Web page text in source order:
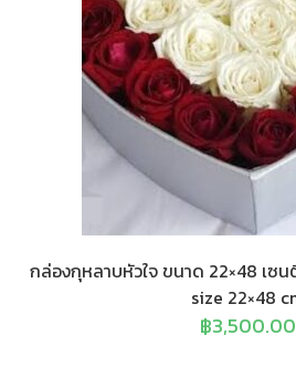
กล่องกุหลาบหัวใจ ขนาด 22×48 เซ
size 22×48
฿3,500.00